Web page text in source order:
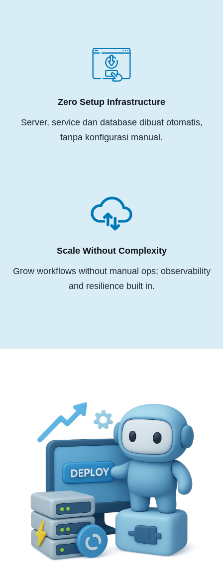
Zero Setup Infrastructure
Server, service dan database dibuat otomatis,
tanpa konfigurasi manual.
Scale Without Complexity
Grow workflows without manual ops; observability
and resilience built in.